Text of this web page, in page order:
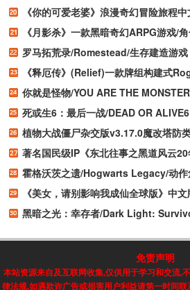
《你的可爱老婆》浪漫奇幻冒险旅程中
《月影杀》一款黑暗奇幻ARPG游戏/
罗马拓荒录/Romestead/生存建造游戏
《释厄传》(Relief)一款牌组构建式
你就是怪物/YOU ARE THE
死或生6：最后一战/DEAD OR
植物大战僵尸杂交版v3.17.0魔改塔防
著名国民级IP《东北往事之黑道风云
霍格沃茨之遗/Hogwarts Legacy/动作
《美女，请别影响我成仙全球版》中文
黑暗之光：幸存者/Dark Light:
免责声明
本站资源来自及互联网收集,仅供用于学习和交流,
律法规,如遇欺诈广告或损害用户利益请第一时间